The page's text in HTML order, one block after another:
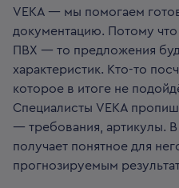
VEKA — мы помогаем
документацию. Потому что
ПВХ — то предложения
характеристик. Кто-то
которое в итоге не
Специалисты VEKA
— требования, артикулы. В
получает понятное для
прогнозируемым